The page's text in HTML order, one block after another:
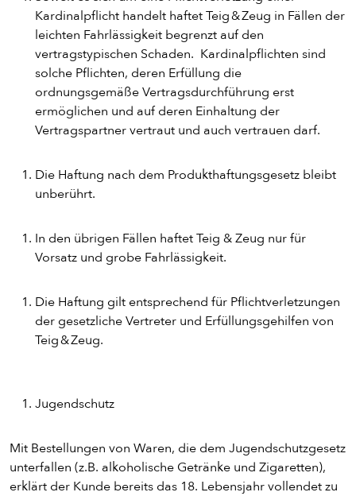
Kardinalpflicht handelt haftet Teig & Zeug in Fällen der
leichten Fahrlässigkeit begrenzt auf den
vertragstypischen Schaden. Kardinalpflichten sind
solche Pflichten, deren Erfüllung die
ordnungsgemäße Vertragsdurchführung erst
ermöglichen und auf deren Einhaltung der
Vertragspartner vertraut und auch vertrauen darf.
Die Haftung nach dem Produkthaftungsgesetz bleibt
unberührt.
In den übrigen Fällen haftet Teig & Zeug nur für
Vorsatz und grobe Fahrlässigkeit.
Die Haftung gilt entsprechend für Pflichtverletzungen
der gesetzliche Vertreter und Erfüllungsgehilfen von
Teig & Zeug.
Jugendschutz
Mit Bestellungen von Waren, die dem Jugendschutzgesetz
unterfallen (z.B. alkoholische Getränke und Zigaretten),
erklärt der Kunde bereits das 18. Lebensjahr vollendet zu